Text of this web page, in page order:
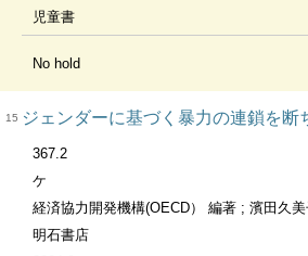
児童書
No hold
15 ジェンダーに基づく暴力の連鎖を断ち切る 被害者／サバイバー中
367.2
ケ
経済協力開発機構(OECD） 編著 ; 濱田久
明石書店